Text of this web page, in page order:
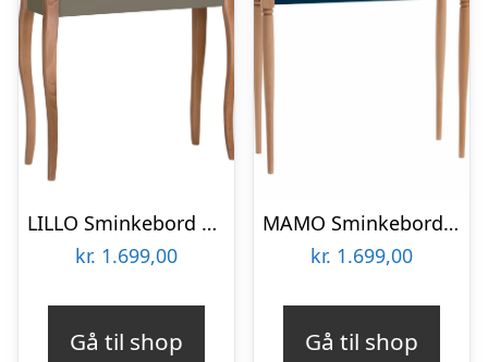
LILLO Sminkebord med spejl 85x35cm Brun
kr. 1.699,00
Gå til shop
MAMO Sminkebord med spejl – 65x35cm Petrol Blå
kr. 1.699,00
Gå til shop